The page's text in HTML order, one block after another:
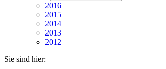
2016
2015
2014
2013
2012
Sie sind hier: